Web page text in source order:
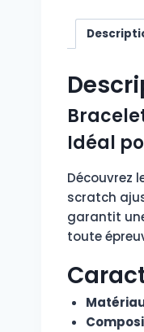
Idéal
Découvrez
scratch
garantit
toute